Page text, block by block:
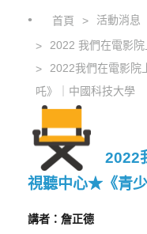
首頁 活動消息
2022 我們在電影院
2022我們在電影院
吒》｜中國科技大學
2022
視聽中心★《青
講者：詹正德